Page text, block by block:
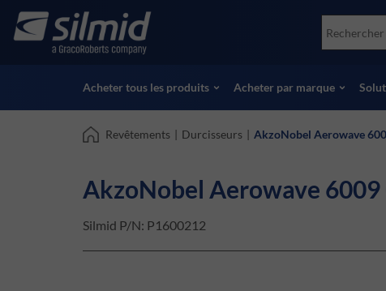
main
Accessories
Essais non destructifs (NDT)
Voir tous les produits
Socomore
Skydrol
Acheter tous les produits Acheter par marque
Revêtements | Durcisseurs | AkzoNobel Aerowave
AkzoNobel Aerowave
Silmid P/N: P1600212